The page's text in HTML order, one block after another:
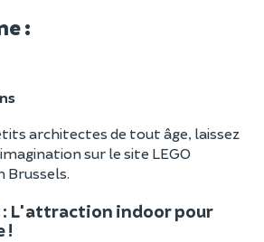
:
architectes de tout âge, laissez
sur le site LEGO
Brussels.
: L'attraction indoor pour
!